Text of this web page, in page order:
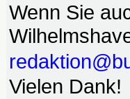
Wenn Sie
Vielen Dank!